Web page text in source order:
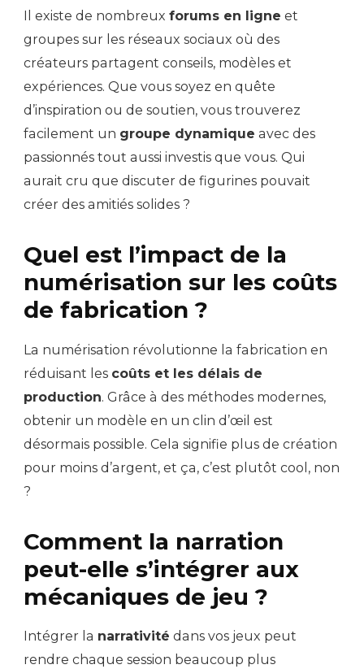
Il existe de nombreux forums en ligne et
groupes sur les réseaux sociaux où des
créateurs partagent conseils, modèles et
expériences. Que vous soyez en quête
d’inspiration ou de soutien, vous trouverez
facilement un groupe dynamique avec des
passionnés tout aussi investis que vous. Qui
aurait cru que discuter de figurines pouvait
créer des amitiés solides ?
Quel est l’impact de la
numérisation sur les coûts
de fabrication ?
La numérisation révolutionne la fabrication en
réduisant les coûts et les délais de
production. Grâce à des méthodes modernes,
obtenir un modèle en un clin d’œil est
désormais possible. Cela signifie plus de création
pour moins d’argent, et ça, c’est plutôt cool, non
?
Comment la narration
peut-elle s’intégrer aux
mécaniques de jeu ?
Intégrer la narrativité dans vos jeux peut
rendre chaque session beaucoup plus